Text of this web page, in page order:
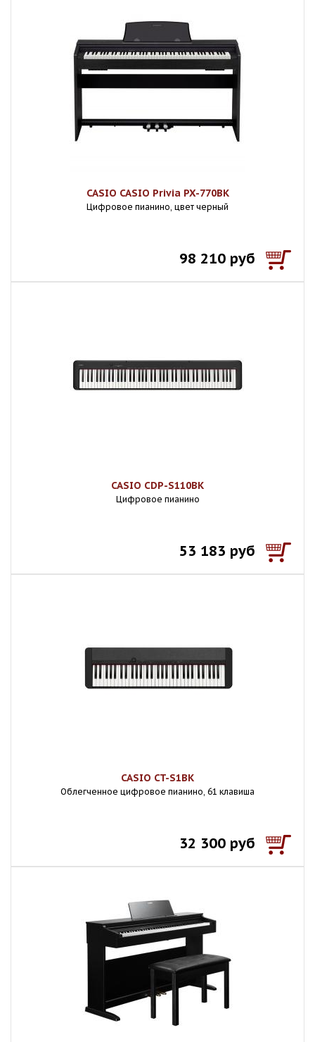
CASIO CASIO Privia PX-770BK
Цифровое пианино, цвет черный
98 210 руб
CASIO CDP-S110BK
Цифровое пианино
53 183 руб
CASIO CT-S1BK
Облегченное цифровое пианино, 61 клавиша
32 300 руб